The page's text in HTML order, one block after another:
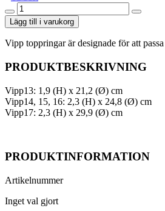
Vipp
Toppring
mängd
Lägg till i varukorg
Vipp toppringar är designade för att
PRODUKTBESKRIVNING
Vipp13: 1,9 (H) x 21,2 (Ø) cm
Vipp14, 15, 16: 2,3 (H) x 24,8 (Ø) cm
Vipp17: 2,3 (H) x 29,9 (Ø) cm
PRODUKTINFORMATION
Artikelnummer
Inget val gjort